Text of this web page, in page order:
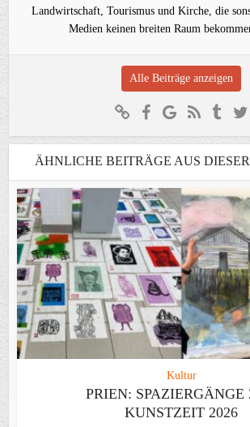
Landwirtschaft, Tourismus und Kirche, die
Medien keinen breiten Raum
Alle Beiträge anzeigen
ÄHNLICHE BEITRÄGE AUS
Kultur
PRIEN: SPAZIERGÄNGE
KUNSTZEIT 2026